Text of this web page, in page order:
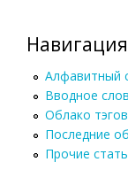
Навигация
Алфавитный
Вводное
Облако тэгов
Последние
Прочие